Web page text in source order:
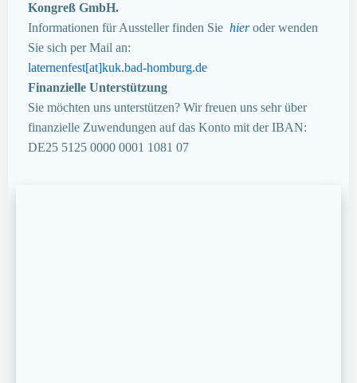
Kongreß GmbH.
Informationen für Aussteller finden Sie hieroder wenden
Sie sich per Mail an:
laternenfest[at]kuk.bad-homburg.de
Finanzielle Unterstützung
Sie möchten uns unterstützen? Wir freuen uns sehr über
finanzielle Zuwendungen auf das Konto mit der IBAN:
DE25 5125 0000 0001 1081 07